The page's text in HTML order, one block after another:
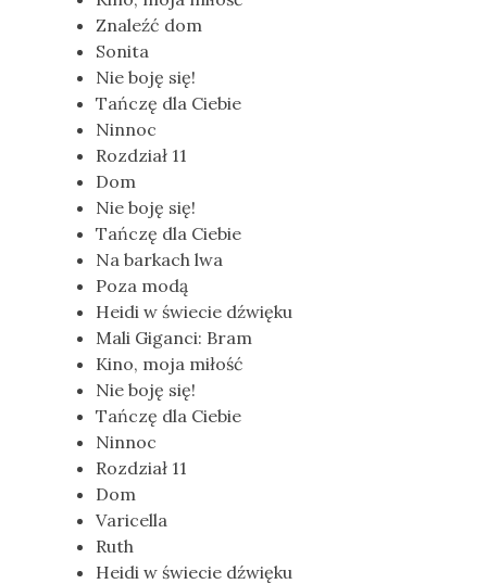
Znaleźć dom
Sonita
Nie boję się!
Tańczę dla Ciebie
Ninnoc
Rozdział 11
Dom
Nie boję się!
Tańczę dla Ciebie
Na barkach lwa
Poza modą
Heidi w świecie dźwięku
Mali Giganci: Bram
Kino, moja miłość
Nie boję się!
Tańczę dla Ciebie
Ninnoc
Rozdział 11
Dom
Varicella
Ruth
Heidi w świecie dźwięku